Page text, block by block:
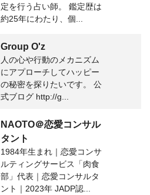
定を行う占い師。 鑑定歴は
約25年にわたり、個...
Group O'z
人の心や行動のメカニズム
にアプローチしてハッピー
の秘密を探りたいです。 公
式ブログ http://g...
NAOTO＠恋愛コンサル
タント
1984年生まれ｜恋愛コンサ
ルティングサービス「肉食
部」代表｜恋愛コンサルタ
ント｜2023年 JADP認...